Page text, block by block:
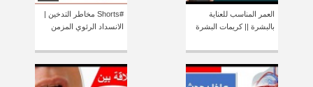
العمر المناسب للعناية
بالبشرة || كريمات البشرة
#Shorts مخاطر التدخين |
الانسداد الرئوي المزمن